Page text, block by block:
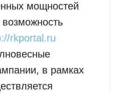
мощностей
возможность
rkportal.ru
в рамках